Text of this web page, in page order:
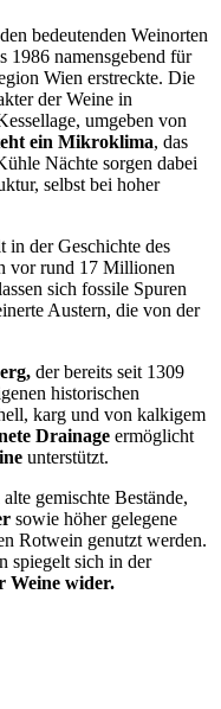
bedeutenden Weinorten
1986 namensgebend für
Wien erstreckte. Die
der Weine in
umgeben von
ein Mikroklima, das
Nächte sorgen dabei
selbst bei hoher
der Geschichte des
vor rund 17 Millionen
sich fossile Spuren
Austern, die von der
der bereits seit 1309
historischen
karg und von kalkigem
Drainage ermöglicht
unterstützt.
gemischte Bestände,
sowie höher gelegene
Rotwein genutzt werden.
spiegelt sich in der
Weine wider.